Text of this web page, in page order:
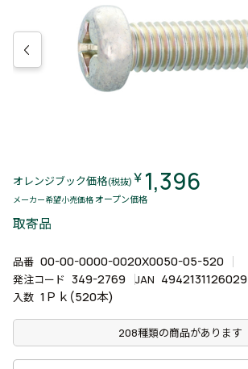
オレンジブック価格(税抜) ￥ 1,396
メーカー希望小売価格 オープン価格
取寄品
品番 00-00-0000-0020X0050-05-520
発注コード 349-2769 JAN 4942131126029
入数 1Ｐｋ(520本)
208種類の商品があります